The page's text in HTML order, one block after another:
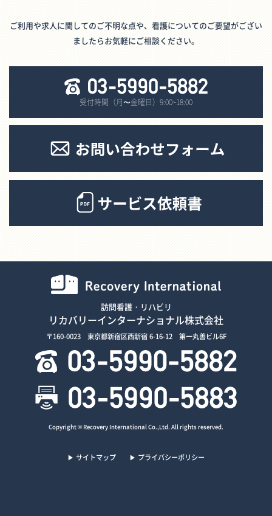
ご利用や求人に関してのご不明な点や、看護についてのご要望がござい
ましたらお気軽にご相談ください。
受付時間（月〜金曜日）9:00~18:00
訪問看護・リハビリ
リカバリーインターナショナル株式会社
〒160-0023 東京都新宿区西新宿 6-16-12 第一丸善ビル6F
Copyright © Recovery International Co.,Ltd. All rights reserved.
▶ サイトマップ ▶ プライバシーポリシー